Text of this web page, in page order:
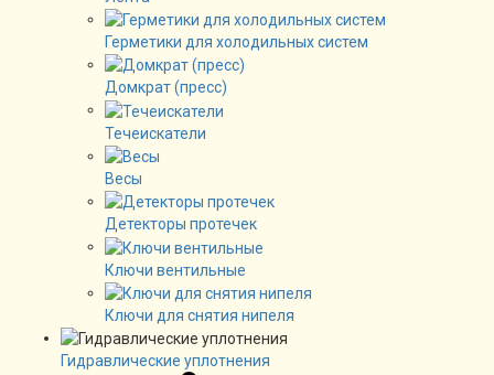
Герметики для холодильных систем
Домкрат (пресс)
Течеискатели
Весы
Детекторы протечек
Ключи вентильные
Ключи для снятия нипеля
Гидравлические уплотнения